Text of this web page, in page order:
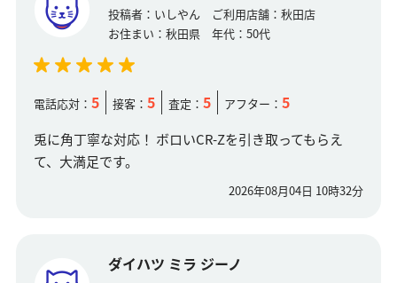
投稿者： いしやん ご利用店舗： 秋田店
お住まい： 秋田県 年代： 50代
電話応対： 5 接客： 5 査定： 5 アフター： 5
兎に角丁寧な対応！ ボロいCR-Zを引き取ってもらえ
て、大満足です。
2026年08月04日 10時32分
ダイハツ ミラ ジーノ